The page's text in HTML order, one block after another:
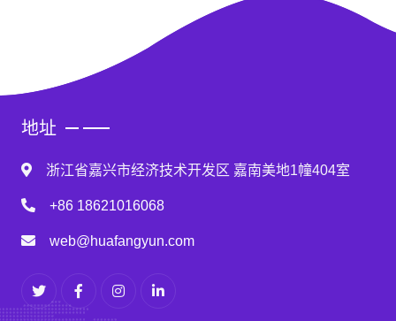
地址
浙江省嘉兴市经济技术开发区 嘉南美地1幢404室
+86 18621016068
web@huafangyun.com